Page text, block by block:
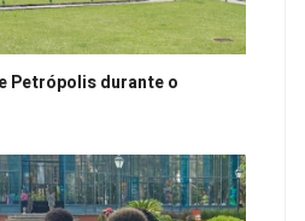
Petrópolis durante o